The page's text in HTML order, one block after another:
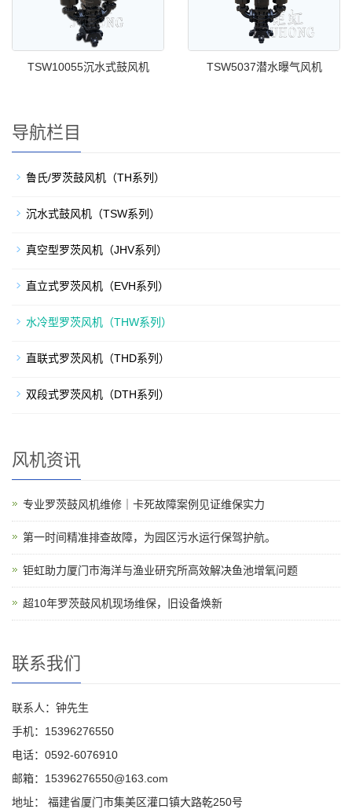
TSW10055沉水式鼓风机 TSW5037潜水曝气风机
导航栏目
鲁氏/罗茨鼓风机（TH系列）
沉水式鼓风机（TSW系列）
真空型罗茨风机（JHV系列）
直立式罗茨风机（EVH系列）
水冷型罗茨风机（THW系列）
直联式罗茨风机（THD系列）
双段式罗茨风机（DTH系列）
风机资讯
专业罗茨鼓风机维修｜卡死故障案例见证维保实力
第一时间精准排查故障，为园区污水运行保驾护航。
钜虹助力厦门市海洋与渔业研究所高效解决鱼池增氧问题
超10年罗茨鼓风机现场维保，旧设备焕新
联系我们
联系人：钟先生
手机：15396276550
电话：0592-6076910
邮箱：15396276550@163.com
地址： 福建省厦门市集美区灌口镇大路乾250号